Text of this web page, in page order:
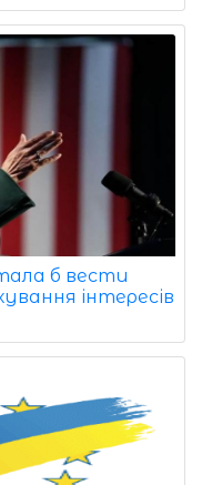
б вести
інтересів